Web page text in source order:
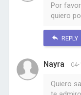
Por
quiero
REPLY
Nayra
Quiero